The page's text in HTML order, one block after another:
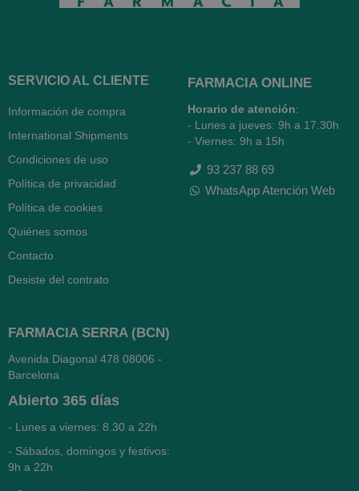
SERVICIO AL CLIENTE
Información de compra
International Shipments
Condiciones de uso
Política de privacidad
Política de cookies
Quiénes somos
Contacto
Desiste del contrato
FARMACIA ONLINE
Horario de atención:
- Lunes a jueves: 9h a 17.30h
- Viernes: 9h a 15h
93 237 88 69
WhatsApp Atención Web
FARMACIA SERRA (BCN)
Avenida Diagonal 478 08006 -
Barcelona
Abierto 365 días
- Lunes a viernes: 8.30 a 22h
- Sábados, domingos y festivos:
9h a 22h